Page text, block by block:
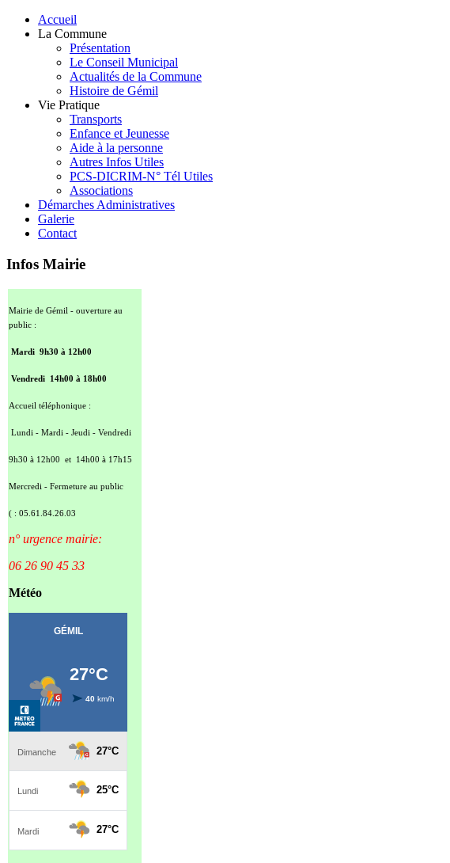
Accueil
La Commune
Présentation
Le Conseil Municipal
Actualités de la Commune
Histoire de Gémil
Vie Pratique
Transports
Enfance et Jeunesse
Aide à la personne
Autres Infos Utiles
PCS-DICRIM-N° Tél Utiles
Associations
Démarches Administratives
Galerie
Contact
Infos Mairie
Mairie de Gémil - ouverture au
public :
Mardi 9h30 à 12h00
Vendredi 14h00 à 18h00
Accueil téléphonique :
Lundi - Mardi - Jeudi - Vendredi
9h30 à 12h00 et 14h00 à 17h15
Mercredi - Fermeture au public
( : 05.61.84.26.03
n° urgence mairie:
06 26 90 45 33
Météo